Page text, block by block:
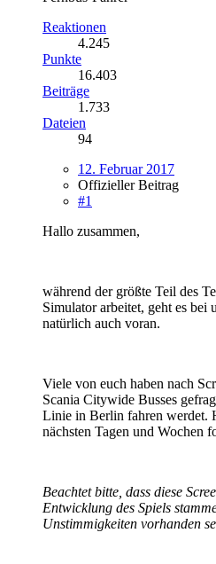
Reaktionen
4.245
Punkte
16.403
Beiträge
1.733
Dateien
94
12. Februar 2017
Offizieller Beitrag
#1
Hallo zusammen,
während der größte Teil des
Simulator arbeitet, geht es bei
natürlich auch voran.
Viele von euch haben nach
Scania Citywide Busses
Linie in Berlin fahren werdet.
nächsten Tagen und Wochen
Beachtet bitte, dass diese
Entwicklung des Spiels
Unstimmigkeiten vorhanden